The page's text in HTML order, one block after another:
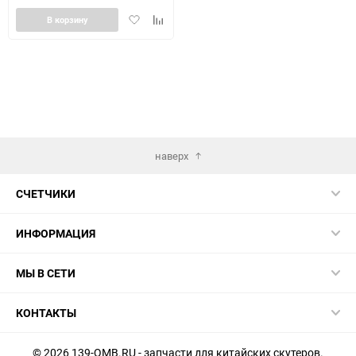
ДобавитьДобавить
В корзину
наверх
СЧЕТЧИКИ
ИНФОРМАЦИЯ
МЫ В СЕТИ
КОНТАКТЫ
© 2026 139-QMB.RU - запчасти для китайских скутеров.